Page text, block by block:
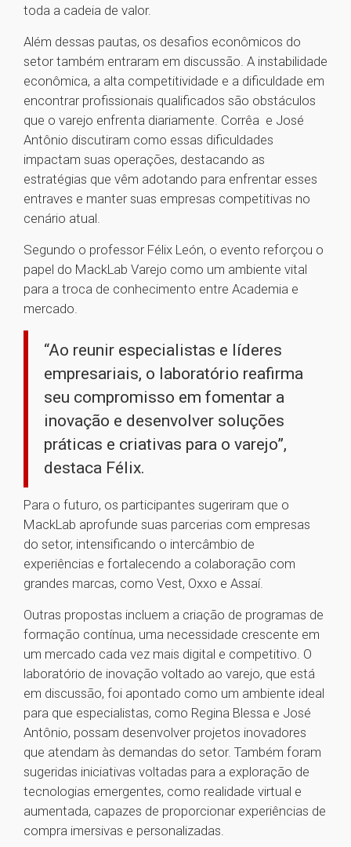
toda a cadeia de valor.
Além dessas pautas, os desafios econômicos do
setor também entraram em discussão. A instabilidade
econômica, a alta competitividade e a dificuldade em
encontrar profissionais qualificados são obstáculos
que o varejo enfrenta diariamente. Corrêa e José
Antônio discutiram como essas dificuldades
impactam suas operações, destacando as
estratégias que vêm adotando para enfrentar esses
entraves e manter suas empresas competitivas no
cenário atual.
Segundo o professor Félix León, o evento reforçou o
papel do MackLab Varejo como um ambiente vital
para a troca de conhecimento entre Academia e
mercado.
“Ao reunir especialistas e líderes
empresariais, o laboratório reafirma
seu compromisso em fomentar a
inovação e desenvolver soluções
práticas e criativas para o varejo”,
destaca Félix.
Para o futuro, os participantes sugeriram que o
MackLab aprofunde suas parcerias com empresas
do setor, intensificando o intercâmbio de
experiências e fortalecendo a colaboração com
grandes marcas, como Vest, Oxxo e Assaí.
Outras propostas incluem a criação de programas de
formação contínua, uma necessidade crescente em
um mercado cada vez mais digital e competitivo. O
laboratório de inovação voltado ao varejo, que está
em discussão, foi apontado como um ambiente ideal
para que especialistas, como Regina Blessa e José
Antônio, possam desenvolver projetos inovadores
que atendam às demandas do setor. Também foram
sugeridas iniciativas voltadas para a exploração de
tecnologias emergentes, como realidade virtual e
aumentada, capazes de proporcionar experiências de
compra imersivas e personalizadas.